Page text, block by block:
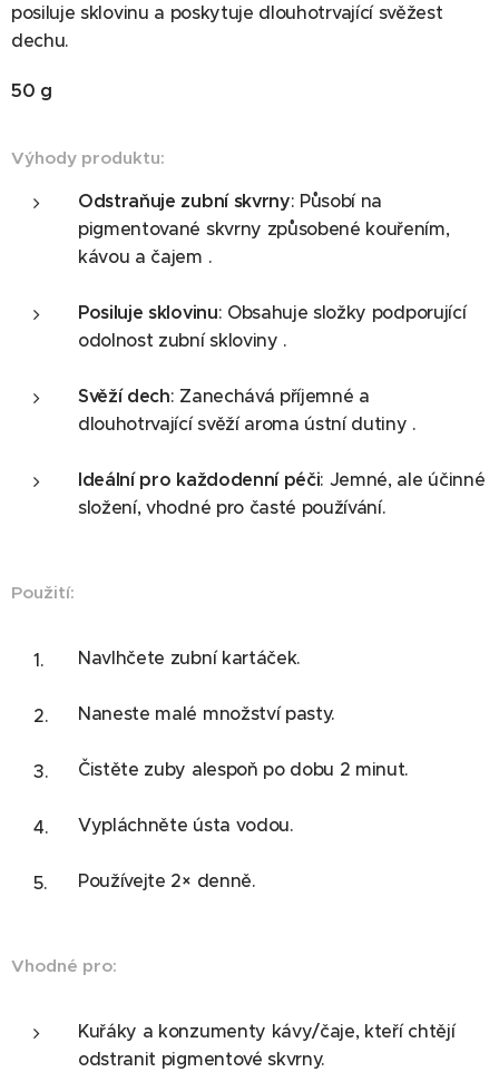
posiluje sklovinu a poskytuje dlouhotrvající svěžest
dechu.
50 g
Výhody produktu:
Odstraňuje zubní skvrny: Působí na
pigmentované skvrny způsobené kouřením,
kávou a čajem .
Posiluje sklovinu: Obsahuje složky podporující
odolnost zubní skloviny .
Svěží dech: Zanechává příjemné a
dlouhotrvající svěží aroma ústní dutiny .
Ideální pro každodenní péči: Jemné, ale účinné
složení, vhodné pro časté používání.
Použití:
Navlhčete zubní kartáček.
Naneste malé množství pasty.
Čistěte zuby alespoň po dobu 2 minut.
Vypláchněte ústa vodou.
Používejte 2× denně.
Vhodné pro:
Kuřáky a konzumenty kávy/čaje, kteří chtějí
odstranit pigmentové skvrny.